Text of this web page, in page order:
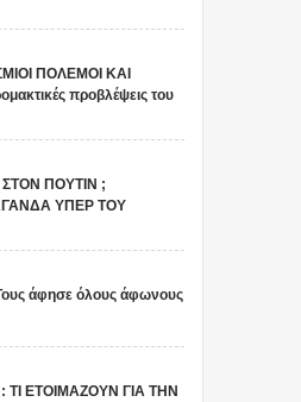
ΠΟΛΕΜΟΙ ΚΑΙ
προβλέψεις του
ΠΟΥΤΙΝ ;
ΥΠΕΡ ΤΟΥ
άφησε όλους άφωνους
ΕΤΟΙΜΑΖΟΥΝ ΓΙΑ ΤΗΝ